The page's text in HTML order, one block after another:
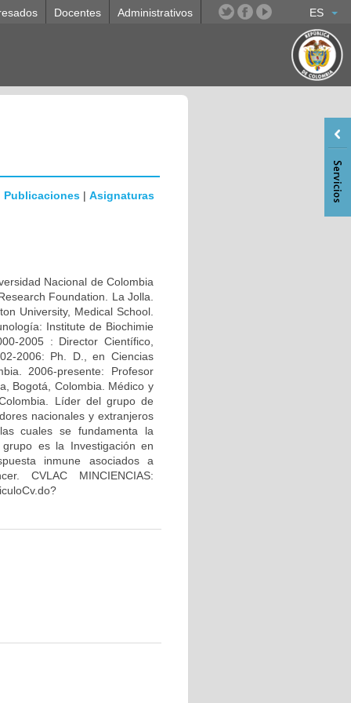
ES
Docentes Administrativos
Publicaciones | Asignaturas
Nacional de Colombia
Foundation. La Jolla.
University, Medical School.
Institute de Biochimie
2005 : Director Científico,
2006: Ph. D., en Ciencias
2006-presente: Profesor
Bogotá, Colombia. Médico y
Líder del grupo de
nacionales y extranjeros
cuales se fundamenta la
es la Investigación en
inmune asociados a
CVLAC MINCIENCIAS: